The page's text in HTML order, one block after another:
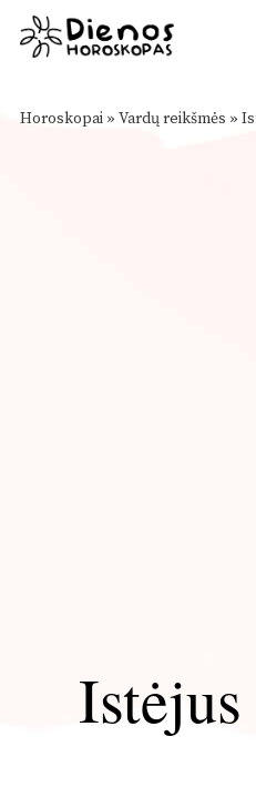
Horoskopai » Vardų reikšmės »